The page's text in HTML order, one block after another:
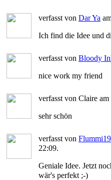
verfasst von Dar Ya
Ich find die Idee und
verfasst von Bloody
nice work my friend
verfasst von Claire
sehr schön
verfasst von
22:09.
Geniale Idee. Jetzt
wär's perfekt ;-)